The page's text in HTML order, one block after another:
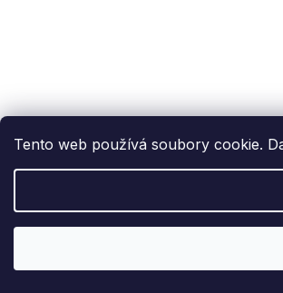
Tento web používá soubory cookie.